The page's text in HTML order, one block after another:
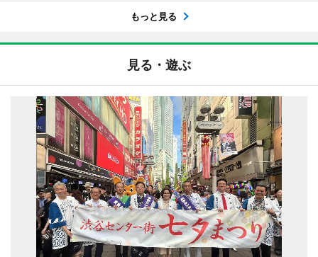
もっと見る
見る・遊ぶ